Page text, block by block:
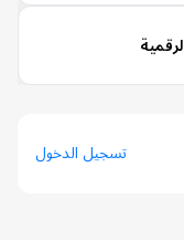
تسجيل الدخول